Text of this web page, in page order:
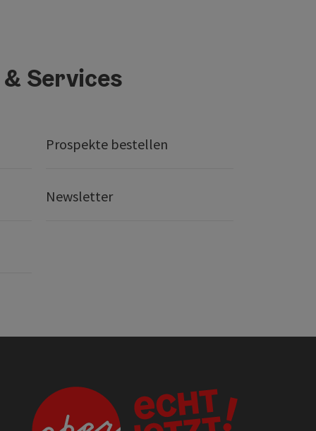
Services
Prospekte bestellen
Newsletter